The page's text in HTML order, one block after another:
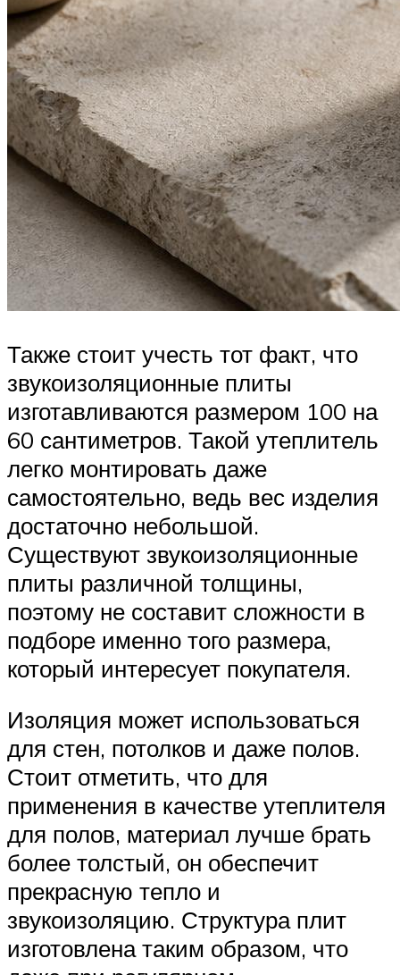
Также стоит учесть тот факт, что
звукоизоляционные плиты
изготавливаются размером 100 на
60 сантиметров. Такой утеплитель
легко монтировать даже
самостоятельно, ведь вес изделия
достаточно небольшой.
Существуют звукоизоляционные
плиты различной толщины,
поэтому не составит сложности в
подборе именно того размера,
который интересует покупателя.
Изоляция может использоваться
для стен, потолков и даже полов.
Стоит отметить, что для
применения в качестве утеплителя
для полов, материал лучше брать
более толстый, он обеспечит
прекрасную тепло и
звукоизоляцию. Структура плит
изготовлена таким образом, что